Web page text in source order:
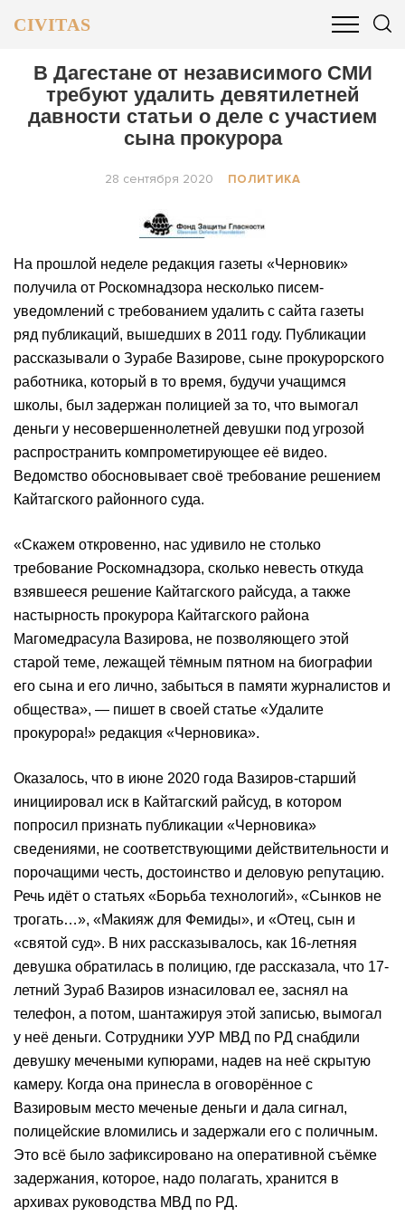
CIVITAS
ОБЩЕСТВО БИЗНЕС И ФИНАНСЫ
В Дагестане от независимого СМИ
требуют удалить девятилетней
давности статьи о деле с участием
сына прокурора
28 сентября 2020 ПОЛИТИКА
На прошлой неделе редакция газеты «Черновик»
получила от Роскомнадзора несколько писем-
уведомлений с требованием удалить с сайта газеты
ряд публикаций, вышедших в 2011 году. Публикации
рассказывали о Зурабе Вазирове, сыне прокурорского
работника, который в то время, будучи учащимся
школы, был задержан полицией за то, что вымогал
деньги у несовершеннолетней девушки под угрозой
распространить компрометирующее её видео.
Ведомство обосновывает своё требование решением
Кайтагского районного суда.
«Скажем откровенно, нас удивило не столько
требование Роскомнадзора, сколько невесть откуда
взявшееся решение Кайтагского райсуда, а также
настырность прокурора Кайтагского района
Магомедрасула Вазирова, не позволяющего этой
старой теме, лежащей тёмным пятном на биографии
его сына и его лично, забыться в памяти журналистов и
общества», — пишет в своей статье «Удалите
прокурора!» редакция «Черновика».
Оказалось, что в июне 2020 года Вазиров-старший
инициировал иск в Кайтагский райсуд, в котором
попросил признать публикации «Черновика»
сведениями, не соответствующими действительности и
порочащими честь, достоинство и деловую репутацию.
Речь идёт о статьях «Борьба технологий», «Сынков не
трогать…», «Макияж для Фемиды», и «Отец, сын и
«святой суд». В них рассказывалось, как 16-летняя
девушка обратилась в полицию, где рассказала, что 17-
летний Зураб Вазиров изнасиловал ее, заснял на
телефон, а потом, шантажируя этой записью, вымогал
у неё деньги. Сотрудники УУР МВД по РД снабдили
девушку мечеными купюрами, надев на неё скрытую
камеру. Когда она принесла в оговорённое с
Вазировым место меченые деньги и дала сигнал,
полицейские вломились и задержали его с поличным.
Это всё было зафиксировано на оперативной съёмке
задержания, которое, надо полагать, хранится в
архивах руководства МВД по РД.